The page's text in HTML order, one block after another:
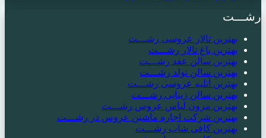
رشـــت
بهترین تالار عروسی رشـــت
بهترین باغ تالار رشـــت
بهترین سالن عقد رشـــت
بهترین سالن تولد رشـــت
بهترین آتلیه عروسی رشـــت
بهترین سالن زیبایی رشـــت
بهترین مزون لباس عروس رشـــت
بهترین شرکت اجاره ماشین عروس در رشـــت
بهترین کافی شاپ رشـــت